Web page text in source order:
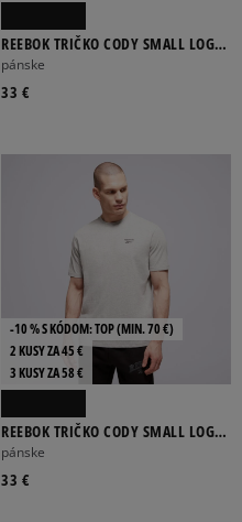
REEBOK TRIČKO CODY SMALL LOGO
CREW NECK SS TEE
pánske
33 €
-10 % S KÓDOM: TOP (MIN. 70 €)
2 KUSY ZA 45 €
3 KUSY ZA 58 €
REEBOK TRIČKO CODY SMALL LOGO
CREW NECK
pánske
33 €